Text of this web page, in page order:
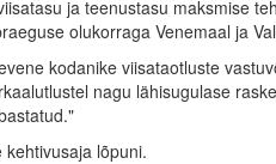
ja teenustasu maksmise
olukorraga Venemaal ja
kodanike viisataotluste
nagu lähisugulase
lõpuni.